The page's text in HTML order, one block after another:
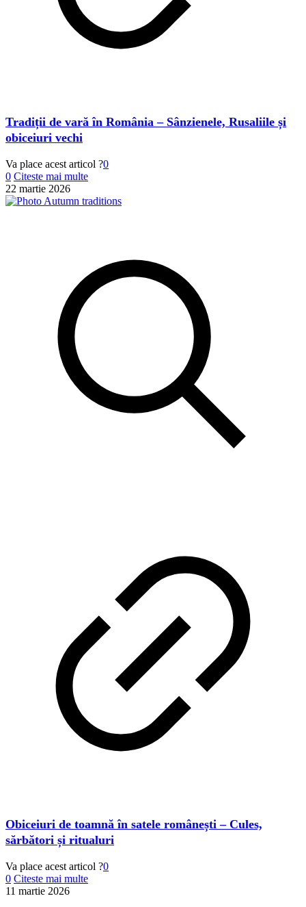
Tradiții de vară în România – Sânzienele, Rusaliile și
obiceiuri vechi
Va place acest articol ?0
0 Citeste mai multe
22 martie 2026
Obiceiuri de toamnă în satele românești – Cules,
sărbători și ritualuri
Va place acest articol ?0
0 Citeste mai multe
11 martie 2026